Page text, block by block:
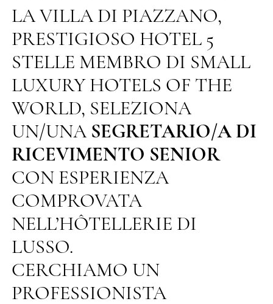
LA VILLA DI PIAZZANO,
PRESTIGIOSO HOTEL 5
STELLE MEMBRO DI SMALL
LUXURY HOTELS OF THE
WORLD, SELEZIONA
UN/UNA SEGRETARIO/A DI
RICEVIMENTO SENIOR
CON ESPERIENZA
COMPROVATA
NELL’HÔTELLERIE DI
LUSSO.
CERCHIAMO UN
PROFESSIONISTA